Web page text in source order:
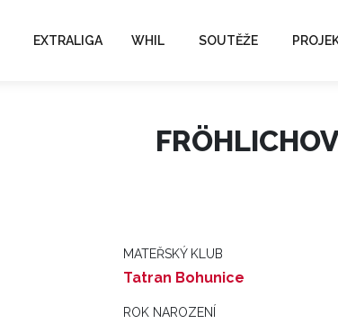
EXTRALIGA WHIL SOUTĚŽE
MATEŘSKÝ KLUB
Tatran Bohunice
ROK NAROZENÍ